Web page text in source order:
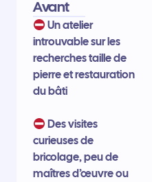
Avant
Un atelier
introuvable sur les
recherches taille de
pierre et restauration
du bâti
Des visites
curieuses de
bricolage, peu de
maîtres d’œuvre ou